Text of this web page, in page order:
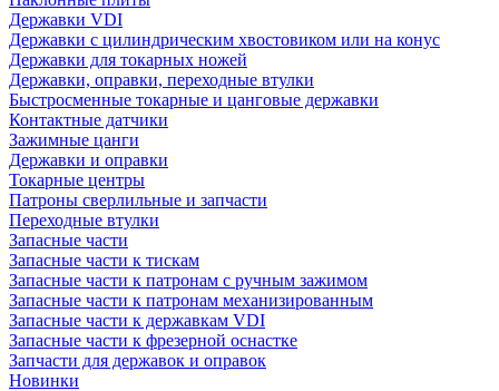
Державки VDI
Державки с цилиндрическим хвостовиком или на конус
Державки для токарных ножей
Державки, оправки, переходные втулки
Быстросменные токарные и цанговые державки
Контактные датчики
Зажимные цанги
Державки и оправки
Токарные центры
Патроны сверлильные и запчасти
Переходные втулки
Запасные части
Запасные части к тискам
Запасные части к патронам с ручным зажимом
Запасные части к патронам механизированным
Запасные части к державкам VDI
Запасные части к фрезерной оснастке
Запчасти для державок и оправок
Новинки